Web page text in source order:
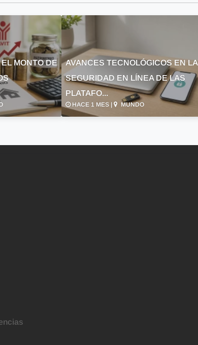
MONTO DE
AVANCES TECNOLÓGICOS EN LA
SEGURIDAD EN LÍNEA DE LAS
PLATAFO...
HACE 1 MES | MUNDO